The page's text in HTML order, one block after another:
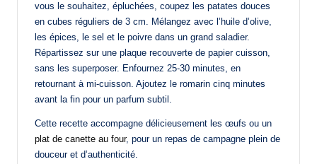
vous le souhaitez, épluchées, coupez les patates douces
en cubes réguliers de 3 cm. Mélangez avec l’huile d’olive,
les épices, le sel et le poivre dans un grand saladier.
Répartissez sur une plaque recouverte de papier cuisson,
sans les superposer. Enfournez 25-30 minutes, en
retournant à mi-cuisson. Ajoutez le romarin cinq minutes
avant la fin pour un parfum subtil.
Cette recette accompagne délicieusement les œufs ou un
plat de canette au four, pour un repas de campagne plein de
douceur et d’authenticité.